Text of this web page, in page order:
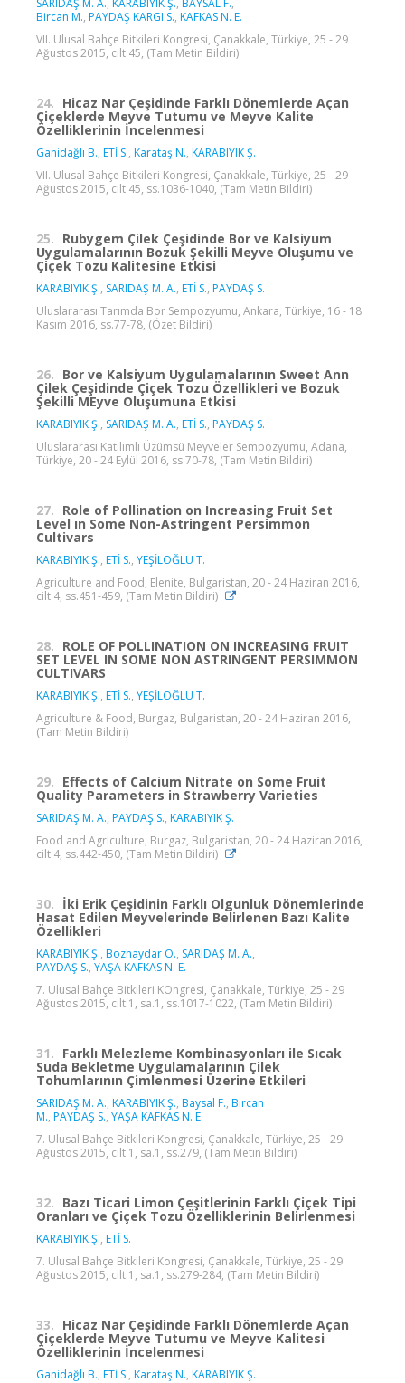
Bircan M., PAYDAŞ KARGI S., KAFKAS N. E.
VII. Ulusal Bahçe Bitkileri Kongresi, Çanakkale, Türkiye, 25 - 29
Ağustos 2015, cilt.45, (Tam Metin Bildiri)
24. Hicaz Nar Çeşidinde Farklı Dönemlerde Açan
Çiçeklerde Meyve Tutumu ve Meyve Kalite
Özelliklerinin İncelenmesi
Ganidağlı B., ETİ S., Karataş N., KARABIYIK Ş.
VII. Ulusal Bahçe Bitkileri Kongresi, Çanakkale, Türkiye, 25 - 29
Ağustos 2015, cilt.45, ss.1036-1040, (Tam Metin Bildiri)
25. Rubygem Çilek Çeşidinde Bor ve Kalsiyum
Uygulamalarının Bozuk Şekilli Meyve Oluşumu ve
Çiçek Tozu Kalitesine Etkisi
KARABIYIK Ş., SARIDAŞ M. A., ETİ S., PAYDAŞ S.
Uluslararası Tarımda Bor Sempozyumu, Ankara, Türkiye, 16 - 18
Kasım 2016, ss.77-78, (Özet Bildiri)
26. Bor ve Kalsiyum Uygulamalarının Sweet Ann
Çilek Çeşidinde Çiçek Tozu Özellikleri ve Bozuk
Şekilli MEyve Oluşumuna Etkisi
KARABIYIK Ş., SARIDAŞ M. A., ETİ S., PAYDAŞ S.
Uluslararası Katılımlı Üzümsü Meyveler Sempozyumu, Adana,
Türkiye, 20 - 24 Eylül 2016, ss.70-78, (Tam Metin Bildiri)
27. Role of Pollination on Increasing Fruit Set
Level ın Some Non-Astringent Persimmon
Cultivars
KARABIYIK Ş., ETİ S., YEŞİLOĞLU T.
Agriculture and Food, Elenite, Bulgaristan, 20 - 24 Haziran 2016,
cilt.4, ss.451-459, (Tam Metin Bildiri)
28. ROLE OF POLLINATION ON INCREASING FRUIT
SET LEVEL IN SOME NON ASTRINGENT PERSIMMON
CULTIVARS
KARABIYIK Ş., ETİ S., YEŞİLOĞLU T.
Agriculture & Food, Burgaz, Bulgaristan, 20 - 24 Haziran 2016,
(Tam Metin Bildiri)
29. Effects of Calcium Nitrate on Some Fruit
Quality Parameters in Strawberry Varieties
SARIDAŞ M. A., PAYDAŞ S., KARABIYIK Ş.
Food and Agriculture, Burgaz, Bulgaristan, 20 - 24 Haziran 2016,
cilt.4, ss.442-450, (Tam Metin Bildiri)
30. İki Erik Çeşidinin Farklı Olgunluk Dönemlerinde
Hasat Edilen Meyvelerinde Belirlenen Bazı Kalite
Özellikleri
KARABIYIK Ş., Bozhaydar O., SARIDAŞ M. A.,
PAYDAŞ S., YAŞA KAFKAS N. E.
7. Ulusal Bahçe Bitkileri KOngresi, Çanakkale, Türkiye, 25 - 29
Ağustos 2015, cilt.1, sa.1, ss.1017-1022, (Tam Metin Bildiri)
31. Farklı Melezleme Kombinasyonları ile Sıcak
Suda Bekletme Uygulamalarının Çilek
Tohumlarının Çimlenmesi Üzerine Etkileri
SARIDAŞ M. A., KARABIYIK Ş., Baysal F., Bircan
M., PAYDAŞ S., YAŞA KAFKAS N. E.
7. Ulusal Bahçe Bitkileri Kongresi, Çanakkale, Türkiye, 25 - 29
Ağustos 2015, cilt.1, sa.1, ss.279, (Tam Metin Bildiri)
32. Bazı Ticari Limon Çeşitlerinin Farklı Çiçek Tipi
Oranları ve Çiçek Tozu Özelliklerinin Belirlenmesi
KARABIYIK Ş., ETİ S.
7. Ulusal Bahçe Bitkileri Kongresi, Çanakkale, Türkiye, 25 - 29
Ağustos 2015, cilt.1, sa.1, ss.279-284, (Tam Metin Bildiri)
33. Hicaz Nar Çeşidinde Farklı Dönemlerde Açan
Çiçeklerde Meyve Tutumu ve Meyve Kalitesi
Özelliklerinin İncelenmesi
Ganidağlı B., ETİ S., Karataş N., KARABIYIK Ş.